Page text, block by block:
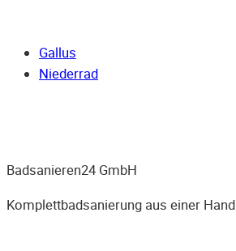
Gallus
Niederrad
Badsanieren24 GmbH
Komplettbadsanierung aus einer Hand